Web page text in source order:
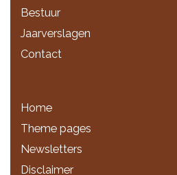
Bestuur
Jaarverslagen
Contact
Home
Theme pages
Newsletters
Disclaimer